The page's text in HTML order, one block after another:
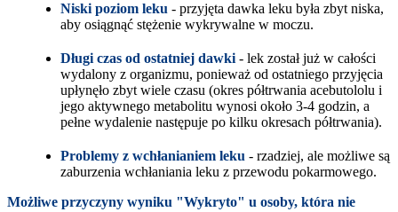
Niski poziom leku - przyjęta dawka leku była zbyt niska,
aby osiągnąć stężenie wykrywalne w moczu.
Długi czas od ostatniej dawki - lek został już w całości
wydalony z organizmu, ponieważ od ostatniego przyjęcia
upłynęło zbyt wiele czasu (okres półtrwania acebutololu i
jego aktywnego metabolitu wynosi około 3-4 godzin, a
pełne wydalenie następuje po kilku okresach półtrwania).
Problemy z wchłanianiem leku - rzadziej, ale możliwe są
zaburzenia wchłaniania leku z przewodu pokarmowego.
Możliwe przyczyny wyniku "Wykryto" u osoby, która nie